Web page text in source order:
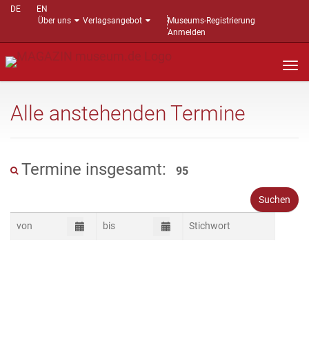
DE
EN
Über uns
Verlagsangebot
Museums-Registrierung
Anmelden
Alle anstehenden Termine
Termine insgesamt: 95